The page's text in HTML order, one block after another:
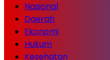
Nasional
Daerah
Ekonomi
Hukum
Kesehatan